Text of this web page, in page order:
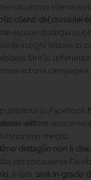
un ultimo elemento
clienti del
alcune strategie
in ogni settore, ci
fare la differenza
ad una campagna
su Facebook
settore ,
meglio.
dettaglio non è
del consulente
, infatti, sarà in grado